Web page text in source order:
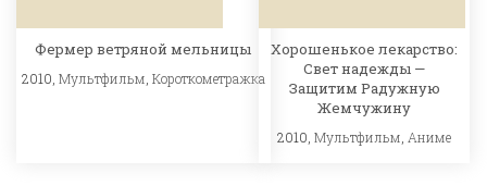
Фермер ветряной мельницы
2010, Мультфильм Короткометражка
Хорошенькое лекарство:
Свет надежды —
Защитим Радужную
Жемчужину
2010,Мультфильм Аниме